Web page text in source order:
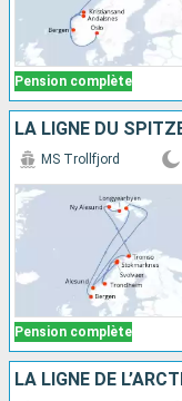
Pension complète
Pension complète
MS Trollfjord